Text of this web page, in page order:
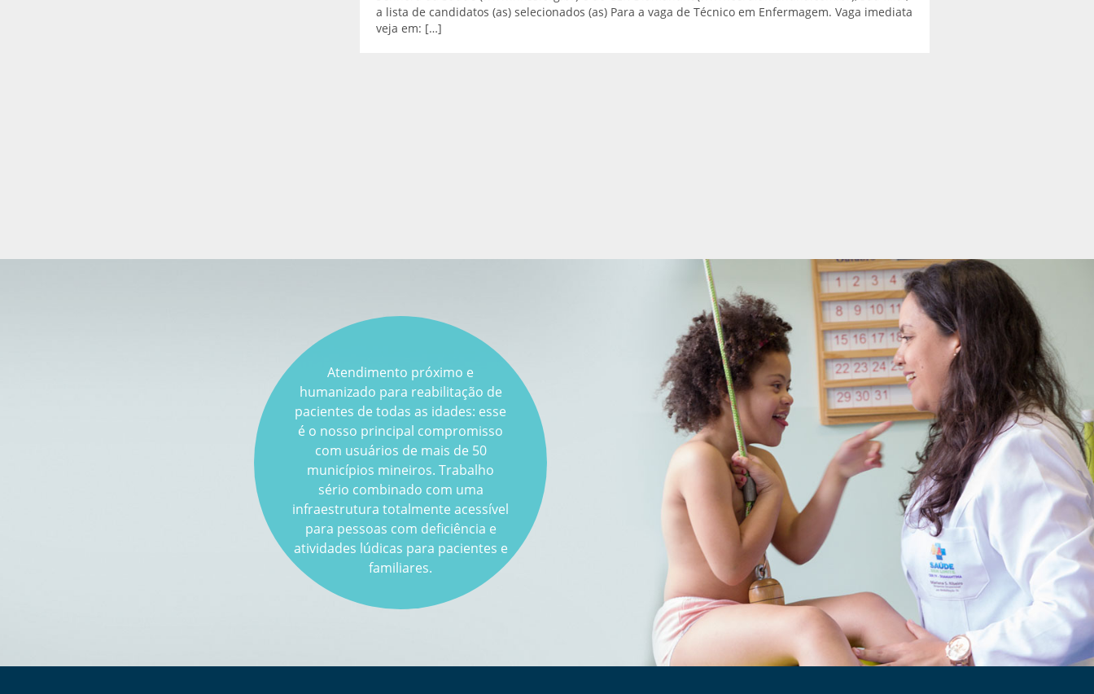
Triagem Auditiva
Neonatal - TAN
Atendimento próximo e
humanizado para reabilitação de
pacientes de todas as idades: esse
é o nosso principal compromisso
com usuários de mais de 50
municípios mineiros. Trabalho
sério combinado com uma
infraestrutura totalmente acessível
para pessoas com deficiência e
atividades lúdicas para pacientes e
familiares.